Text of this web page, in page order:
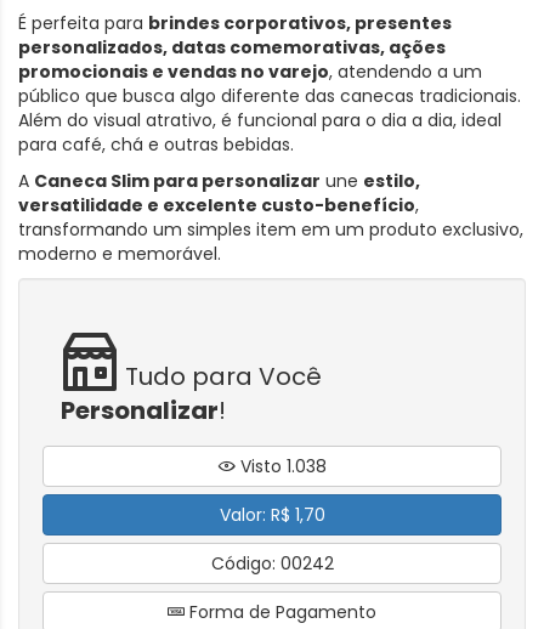
É perfeita para brindes corporativos, presentes
personalizados, datas comemorativas, ações
promocionais e vendas no varejo, atendendo a um
público que busca algo diferente das canecas tradicionais.
Além do visual atrativo, é funcional para o dia a dia, ideal
para café, chá e outras bebidas.
A Caneca Slim para personalizar une estilo,
versatilidade e excelente custo-benefício,
transformando um simples item em um produto exclusivo,
moderno e memorável.
Tudo para Você
Personalizar!
Visto 1.038
Valor: R$ 1,70
Código: 00242
Forma de Pagamento